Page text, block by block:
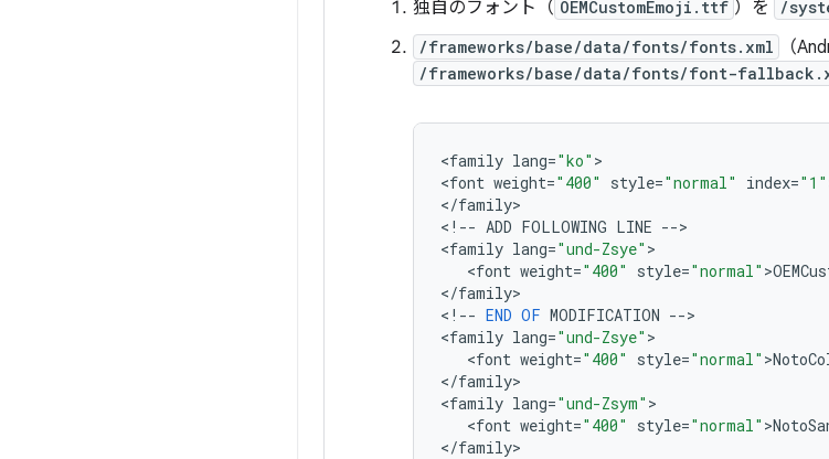
独自のフォント（ OEMCustomEmoji.ttf ）を /
/frameworks/base/data/fonts/fonts.xml （
/frameworks/base/data/fonts/font-
<family lang="ko" >
<font weight="400" style="normal" index="1"
</family>
< ! -- ADD FOLLOWING LINE -->
<family lang="und-Zsye" >
   <
font weight="400" style="normal" >
</family>
< ! -- END OF MODIFICATION -->
<family lang="und-Zsye" >
   <
font weight="400" style="normal" >
</family>
<family lang="und-Zsym" >
   <
font weight="400" style="normal" >
</family